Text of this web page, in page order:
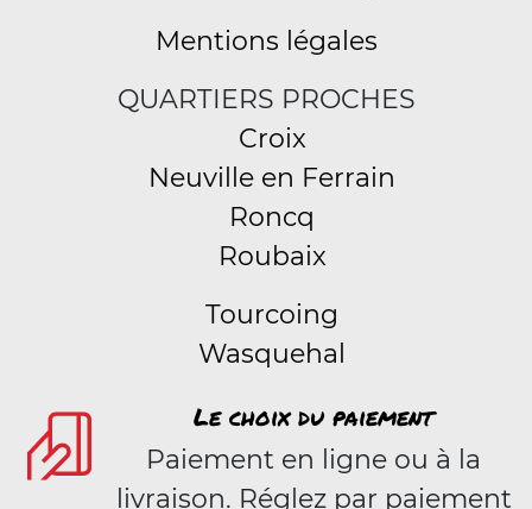
Mentions légales
QUARTIERS PROCHES
Croix
Neuville en Ferrain
Roncq
Roubaix
Tourcoing
Wasquehal
Le choix du paiement
Paiement en ligne ou à la
livraison. Réglez par paiement